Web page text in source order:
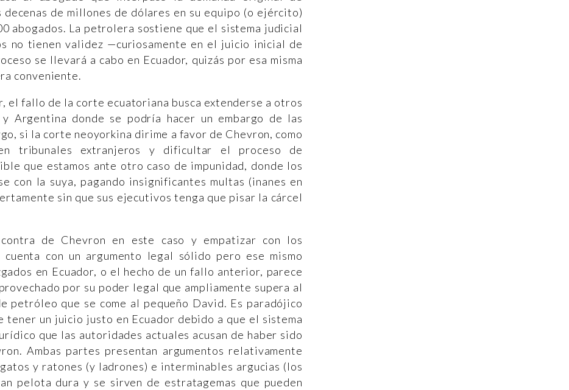
de millones de dólares en su equipo (o ejército)
abogados. La petrolera sostiene que el sistema judicial
no tienen validez —curiosamente en el juicio inicial de
se llevará a cabo en Ecuador, quizás por esa misma
conveniente.
el fallo de la corte ecuatoriana busca extenderse a otros
Argentina donde se podría hacer un embargo de las
si la corte neoyorkina dirime a favor de Chevron, como
tribunales extranjeros y dificultar el proceso de
que estamos ante otro caso de impunidad, donde los
con la suya, pagando insignificantes multas (inanes en
sin que sus ejecutivos tenga que pisar la cárcel
de Chevron en este caso y empatizar con los
con un argumento legal sólido pero ese mismo
en Ecuador, o el hecho de un fallo anterior, parece
por su poder legal que ampliamente supera al
petróleo que se come al pequeño David. Es paradójico
tener un juicio justo en Ecuador debido a que el sistema
que las autoridades actuales acusan de haber sido
Ambas partes presentan argumentos relativamente
y ratones (y ladrones) e interminables argucias (los
pelota dura y se sirven de estratagemas que pueden